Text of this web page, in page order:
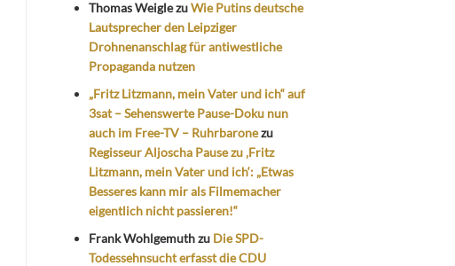
Thomas WeiglezuWie Putins deutsche
Lautsprecher den Leipziger
Drohnenanschlag für antiwestliche
Propaganda nutzen
„Fritz Litzmann, mein Vater und ich“ auf
3sat – Sehenswerte Pause-Doku nun
auch im Free-TV – Ruhrbaronezu
Regisseur Aljoscha Pause zu ‚Fritz
Litzmann, mein Vater und ich‘: „Etwas
Besseres kann mir als Filmemacher
eigentlich nicht passieren!“
Frank Wohlgemuthzu Die SPD-
Todessehnsucht erfasst die CDU